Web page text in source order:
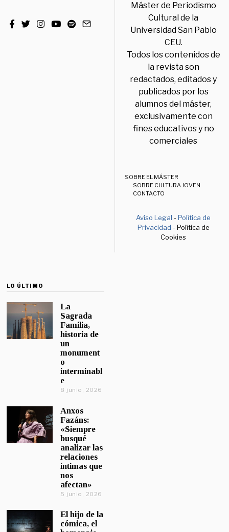
Máster de Periodismo
Cultural de la
Universidad San Pablo
CEU.
Todos los contenidos de
la revista son
redactados, editados y
publicados por los
alumnos del máster,
exclusivamente con
fines educativos y no
comerciales
SOBRE EL MÁSTER
SOBRE CULTURA JOVEN
CONTACTO
Aviso Legal -Política de
Privacidad - Política de
Cookies
LO ÚLTIMO
La
Sagrada
Familia,
historia de
un
monument
o
interminabl
e
8 junio, 2026
Anxos
Fazáns:
«Siempre
busqué
analizar las
relaciones
íntimas que
nos
afectan»
5 junio, 2026
El hijo de la
cómica, el